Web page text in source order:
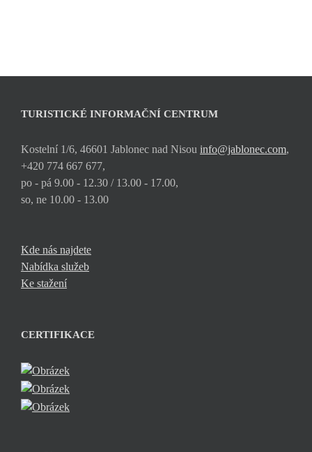
TURISTICKÉ INFORMAČNÍ CENTRUM
Kostelní 1/6, 46601 Jablonec nad Nisou info@jablonec.com,
+420 774 667 677,
po - pá 9.00 - 12.30 / 13.00 - 17.00,
so, ne 10.00 - 13.00
Kde nás najdete
Nabídka služeb
Ke stažení
CERTIFIKACE